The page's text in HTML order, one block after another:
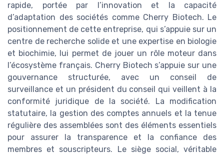
rapide, portée par l’innovation et la capacité
d’adaptation des sociétés comme Cherry Biotech. Le
positionnement de cette entreprise, qui s’appuie sur un
centre de recherche solide et une expertise en biologie
et biochimie, lui permet de jouer un rôle moteur dans
l’écosystème français. Cherry Biotech s’appuie sur une
gouvernance structurée, avec un conseil de
surveillance et un président du conseil qui veillent à la
conformité juridique de la société. La modification
statutaire, la gestion des comptes annuels et la tenue
régulière des assemblées sont des éléments essentiels
pour assurer la transparence et la confiance des
membres et souscripteurs. Le siège social, véritable